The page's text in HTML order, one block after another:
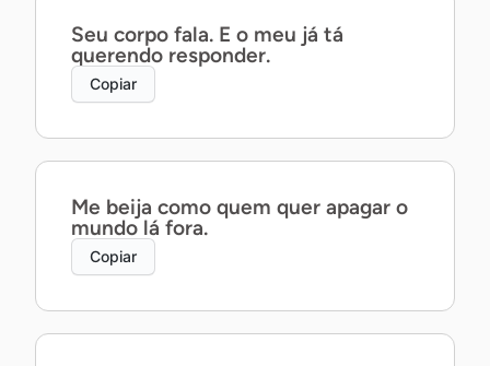
Seu corpo fala. E o meu já tá
querendo responder.
Copiar
Me beija como quem quer apagar o
mundo lá fora.
Copiar